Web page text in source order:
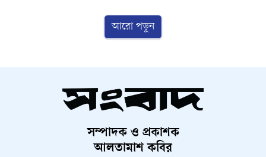
আরো পড়ুন
সম্পাদক ও প্রকাশক
আলতামাশ কবির